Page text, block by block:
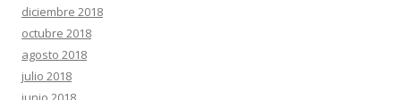
diciembre 2018
octubre 2018
agosto 2018
julio 2018